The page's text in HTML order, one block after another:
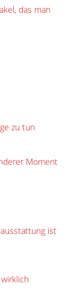
das man
zu tun
Moment
ist